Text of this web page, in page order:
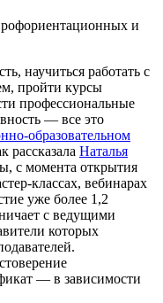
и
научиться работать с
пройти курсы
профессиональные
— все это
образовательном
Наталья
с момента открытия
классах, вебинарах
уже более 1,2
с ведущими
которых
— в зависимости